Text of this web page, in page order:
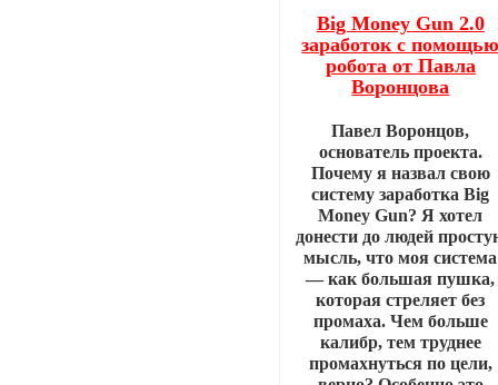
Big Money Gun 2.0
заработок с
робота от Павла
Воронцова
Павел Воронцов,
основатель проекта.
Почему я назвал свою
систему заработка Big
Money Gun? Я хотел
донести до людей
мысль, что моя система
— как большая пушка,
которая стреляет без
промаха. Чем больше
калибр, тем труднее
промахнуться по цели,